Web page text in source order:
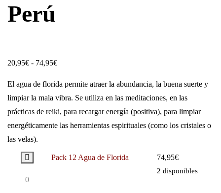
Perú
20,95€ - 74,95€
El agua de florida permite atraer la abundancia, la buena suerte y
limpiar la mala vibra. Se utiliza en las meditaciones, en las
prácticas de reiki, para recargar energía (positiva), para limpiar
energéticamente las herramientas espirituales (como los cristales o
las velas).
Pack 12 Agua de Florida 74,95€
2 disponibles